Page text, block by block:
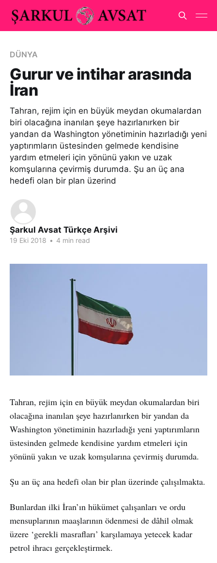
DÜNYA
Gurur ve intihar arasında
İran
Tahran, rejim için en büyük meydan okumalardan
biri olacağına inanılan şeye hazırlanırken bir
yandan da Washington yönetiminin hazırladığı yeni
yaptırımların üstesinden gelmede kendisine
yardım etmeleri için yönünü yakın ve uzak
komşularına çevirmiş durumda. Şu an üç ana
hedefi olan bir plan üzerind
Şarkul Avsat Türkçe Arşivi
19 Eki 2018 • 4 min read
Tahran, rejim için en büyük meydan okumalardan biri
olacağına inanılan şeye hazırlanırken bir yandan da
Washington yönetiminin hazırladığı yeni yaptırımların
üstesinden gelmede kendisine yardım etmeleri için
yönünü yakın ve uzak komşularına çevirmiş durumda.
Şu an üç ana hedefi olan bir plan üzerinde çalışılmakta.
Bunlardan ilki İran’ın hükümet çalışanları ve ordu
mensuplarının maaşlarının ödenmesi de dâhil olmak
üzere ‘gerekli masrafları’ karşılamaya yetecek kadar
petrol ihracı gerçekleştirmek.